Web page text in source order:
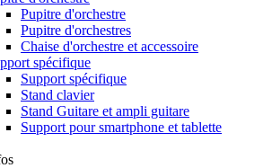
Pupitre d'orchestre
Pupitre d'orchestres
Chaise d'orchestre et accessoire
spécifique
Support spécifique
Stand clavier
Stand Guitare et ampli guitare
Support pour smartphone et tablette